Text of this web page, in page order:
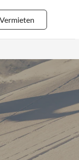
Vermieten